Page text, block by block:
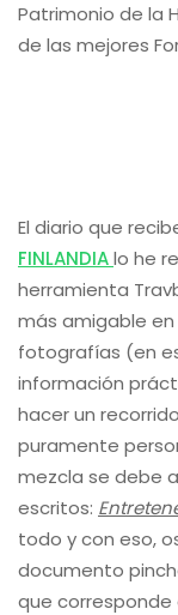
Patrimonio de la
de las mejores
El diario que
FINLANDIAlo he
herramienta
más amigable
fotografías (en
información
hacer un
puramente
mezcla se debe
escritos:
todo y con eso,
documento
que corresponde